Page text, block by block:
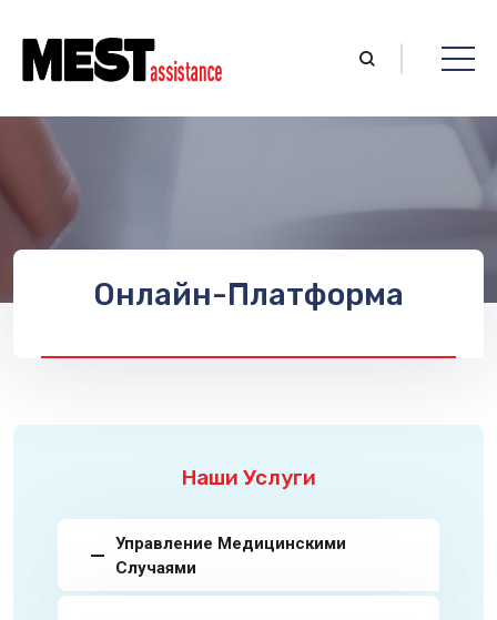
Онлайн-Платформа
Наши Услуги
Управление Медицинскими
Случаями